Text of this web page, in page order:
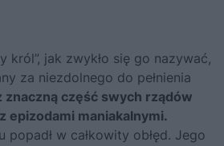
król”, jak zwykło się go nazywać,
za niezdolnego do pełnienia
znaczną część swych rządów
epizodami maniakalnymi.
popadł w całkowity obłęd. Jego